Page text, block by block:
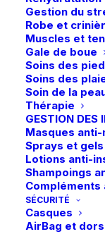
Gestion du
Robe et
Muscles et
Gale de boue
Soins des
Soins des
Soin de la
Thérapie
GESTION DES
Masques
Sprays et
Lotions anti-
Shampoings
Compléments
SÉCURITÉ
Casques
AirBag et
Ce
produit
a
plusieurs
variations.
Les
options
peuvent